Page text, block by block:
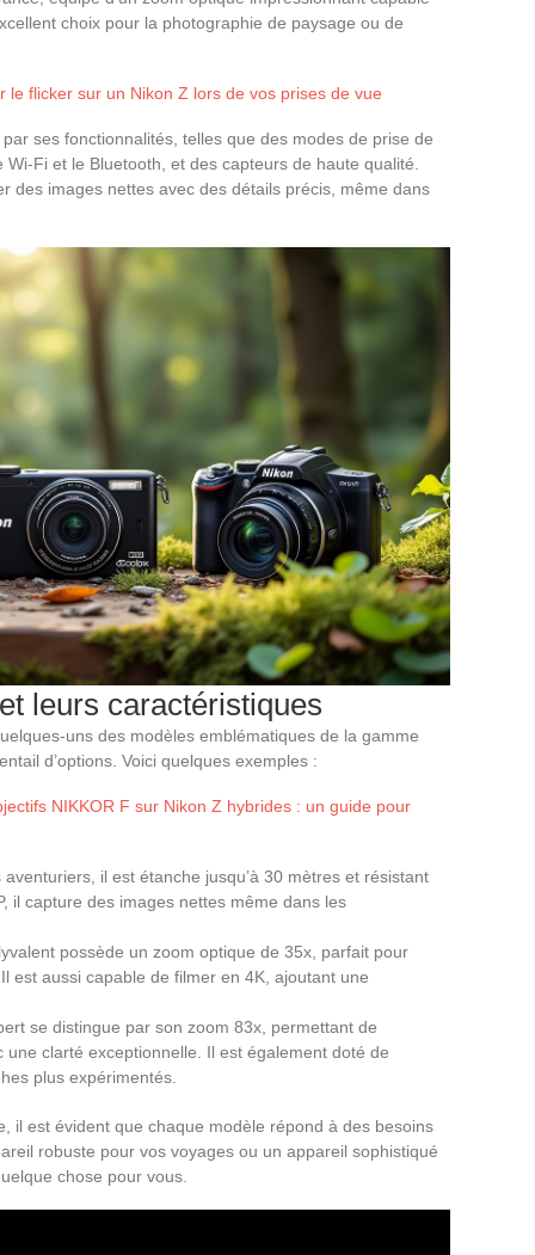
choix pour la photographie de paysage ou de
le flicker sur un Nikon Z lors de vos prises de vue
ses fonctionnalités, telles que des modes de prise de
Fi et le Bluetooth, et des capteurs de haute qualité.
des images nettes avec des détails précis, même dans
leurs caractéristiques
uns des modèles emblématiques de la gamme
d’options. Voici quelques exemples :
NIKKOR F sur Nikon Z hybrides : un guide pour
il est étanche jusqu’à 30 mètres et résistant
il capture des images nettes même dans les
possède un zoom optique de 35x, parfait pour
est aussi capable de filmer en 4K, ajoutant une
se distingue par son zoom 83x, permettant de
clarté exceptionnelle. Il est également doté de
plus expérimentés.
il est évident que chaque modèle répond à des besoins
robuste pour vos voyages ou un appareil sophistiqué
chose pour vous.